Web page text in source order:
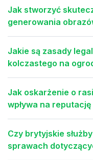
Jak stworzyć
generowania
Jakie są zasady
kolczastego na
Jak oskarżenie o
wpływa na
Czy brytyjskie
sprawach